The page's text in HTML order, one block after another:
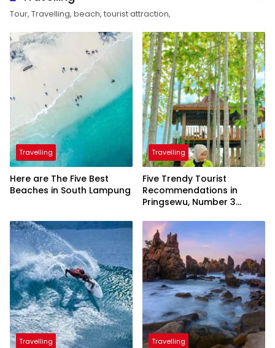
Tour, Travelling, beach, tourist attraction,
Travelling
Here are The Five Best
Beaches in South Lampung
Travelling
Five Trendy Tourist
Recommendations in
Pringsewu, Number 3
President
Travelling Travelling